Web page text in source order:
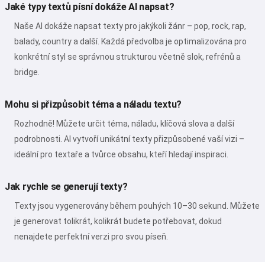
Jaké typy textů písní dokáže AI napsat?
Naše AI dokáže napsat texty pro jakýkoli žánr – pop, rock, rap,
balady, country a další. Každá předvolba je optimalizována pro
konkrétní styl se správnou strukturou včetně slok, refrénů a
bridge.
Mohu si přizpůsobit téma a náladu textu?
Rozhodně! Můžete určit téma, náladu, klíčová slova a další
podrobnosti. AI vytvoří unikátní texty přizpůsobené vaší vizi –
ideální pro textaře a tvůrce obsahu, kteří hledají inspiraci.
Jak rychle se generují texty?
Texty jsou vygenerovány během pouhých 10–30 sekund. Můžete
je generovat tolikrát, kolikrát budete potřebovat, dokud
nenajdete perfektní verzi pro svou píseň.